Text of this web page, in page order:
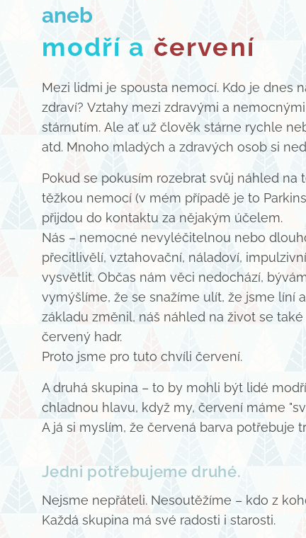
aneb
modří ačervení
Mezi lidmi je spousta nemocí. Kdo je dnes
zdraví? Vztahy mezi zdravými a
stárnutím. Ale ať už člověk stárne rychle
atd. Mnoho mladých a zdravých osob si
Pokud se pokusím rozebrat svůj náhled
těžkou nemocí (v mém případě je to
přijdou do kontaktu za nějakým účelem.
Nás – nemocné nevyléčitelnou nebo
přecitlivělí, vztahovační, náladoví,
vysvětlit. Občas nám věci nedochází,
vymýšlíme, že se snažíme ulít, že jsme líní
základu změnil, náš náhled na život se
červený hadr.
Proto jsme pro tuto chvíli červení.
A druhá skupina – to by mohli být lidé
chladnou hlavu, když my, červení máme
A já si myslím, že červená barva potřebuje
Jedni potřebujeme druhé.
Nejsme nepřáteli. Nesoutěžíme – kdo z
Každá skupina má své radosti i starosti.